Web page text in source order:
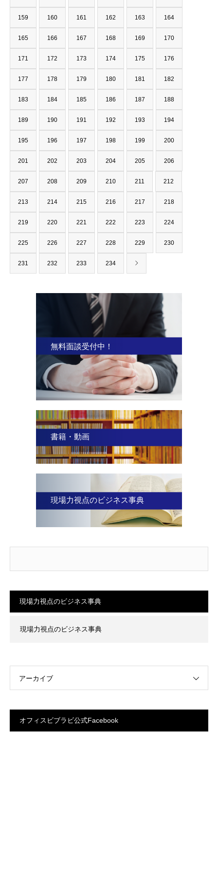
159 160 161 162 163 164
165 166 167 168 169 170
171 172 173 174 175 176
177 178 179 180 181 182
183 184 185 186 187 188
189 190 191 192 193 194
195 196 197 198 199 200
201 202 203 204 205 206
207 208 209 210 211 212
213 214 215 216 217 218
219 220 221 222 223 224
225 226 227 228 229 230
231 232 233 234
無料面談受付中！
書籍・動画
現場力視点のビジネス事典
現場力視点のビジネス事典
現場力視点のビジネス事典
アーカイブ
オフィスビブラビ公式Facebook